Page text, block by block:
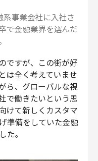
事業会社に入社さ
で金融業界を選んだ
ですが、この街が好
は全く考えていませ
ら、グローバルな視
で働きたいという思
けて新しくカスタマ
準備をしていた金融
た。